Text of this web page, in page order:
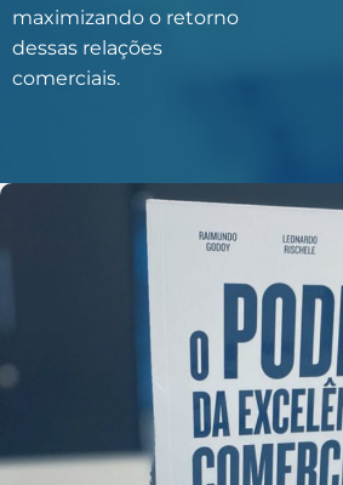
maximizando o retorno
dessas relações
comerciais.